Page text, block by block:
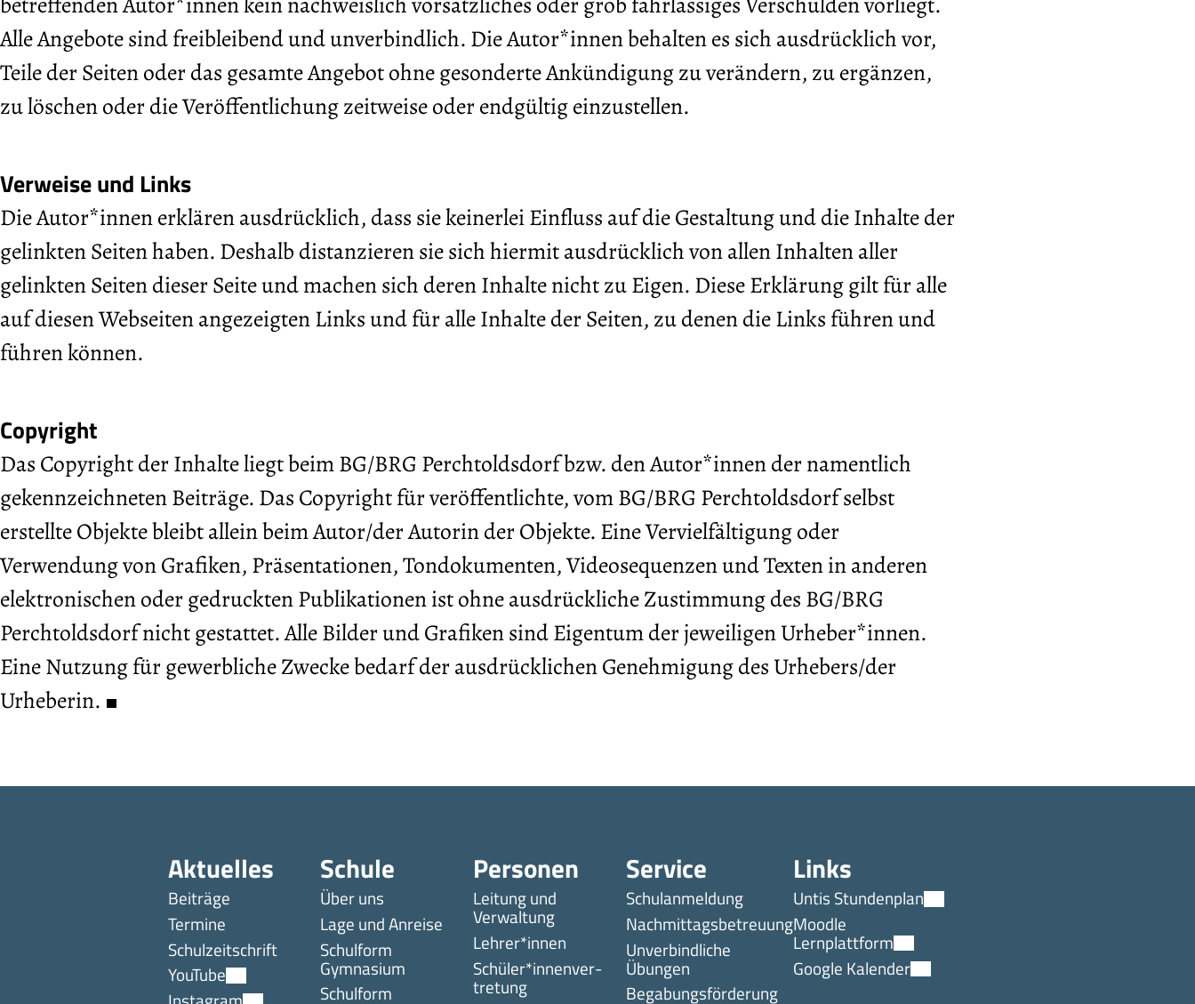
Alle Angebote sind freibleibend und unverbindlich. Die Autor*innen behalten es sich ausdrücklich vor,
Teile der Seiten oder das gesamte Angebot ohne gesonderte Ankündigung zu verändern, zu ergänzen,
zu löschen oder die Veröffentlichung zeitweise oder endgültig einzustellen.
Verweise und Links
Die Autor*innen erklären ausdrücklich, dass sie keinerlei Einfluss auf die Gestaltung und die Inhalte der
gelinkten Seiten haben. Deshalb distanzieren sie sich hiermit ausdrücklich von allen Inhalten aller
gelinkten Seiten dieser Seite und machen sich deren Inhalte nicht zu Eigen. Diese Erklärung gilt für alle
auf diesen Webseiten angezeigten Links und für alle Inhalte der Seiten, zu denen die Links führen und
führen können.
Copyright
Das Copyright der Inhalte liegt beim BG/BRG Perchtoldsdorf bzw. den Autor*innen der namentlich
gekennzeichneten Beiträge. Das Copyright für veröffentlichte, vom BG/BRG Perchtoldsdorf selbst
erstellte Objekte bleibt allein beim Autor/der Autorin der Objekte. Eine Vervielfältigung oder
Verwendung von Grafiken, Präsentationen, Tondokumenten, Videosequenzen und Texten in anderen
elektronischen oder gedruckten Publikationen ist ohne ausdrückliche Zustimmung des BG/BRG
Perchtoldsdorf nicht gestattet. Alle Bilder und Grafiken sind Eigentum der jeweiligen Urheber*innen.
Eine Nutzung für gewerbliche Zwecke bedarf der ausdrücklichen Genehmigung des Urhebers/der
Urheberin.
Aktuelles
Beiträge
Termine
Schulzeitschrift
YouTube
Schule
Über uns
Lage und Anreise
Schulform
Gymnasium
Schulform
Personen
Leitung und
Verwaltung
Lehrer*innen
Schüler*innen­ver­
tretung
Service
Schulanmeldung
Nachmittagsbetreuung
Unverbindliche
Übungen
Begabungsförderung
Links
Untis Stundenplan
Moodle
Lernplattform
Google Kalender